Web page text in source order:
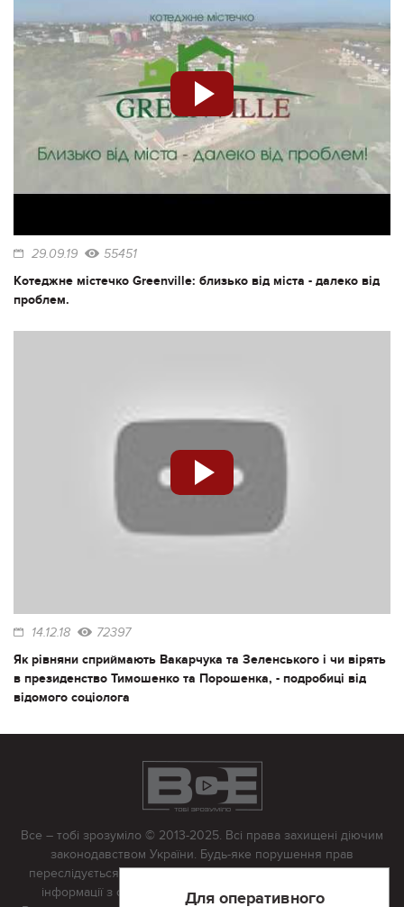
29.09.19 55451
Котеджне містечко Greenville: близько від міста - далеко від
проблем.
14.12.18 72397
Як рівняни сприймають Вакарчука та Зеленського і чи вірять
в президенство Тимошенко та Порошенка, - подробиці від
відомого соціолога
Для оперативного
Все – тобі зрозуміло © 2013-2025. Всі права захищені діючим
законодавством України. Будь-яке порушення прав
переслідується в судовому порядку. Будь-яке відтворення
інформації з сайту тільки з письмово дозволу редакції.